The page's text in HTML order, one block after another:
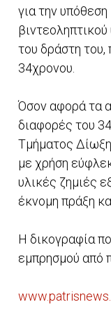
για την
του δράστη του,
34χρονου.
Όσον αφορά τα
διαφορές του
Τμήματος
με χρήση
υλικές ζημιές
έκνομη πράξη
Η δικογραφία
εμπρησμού από